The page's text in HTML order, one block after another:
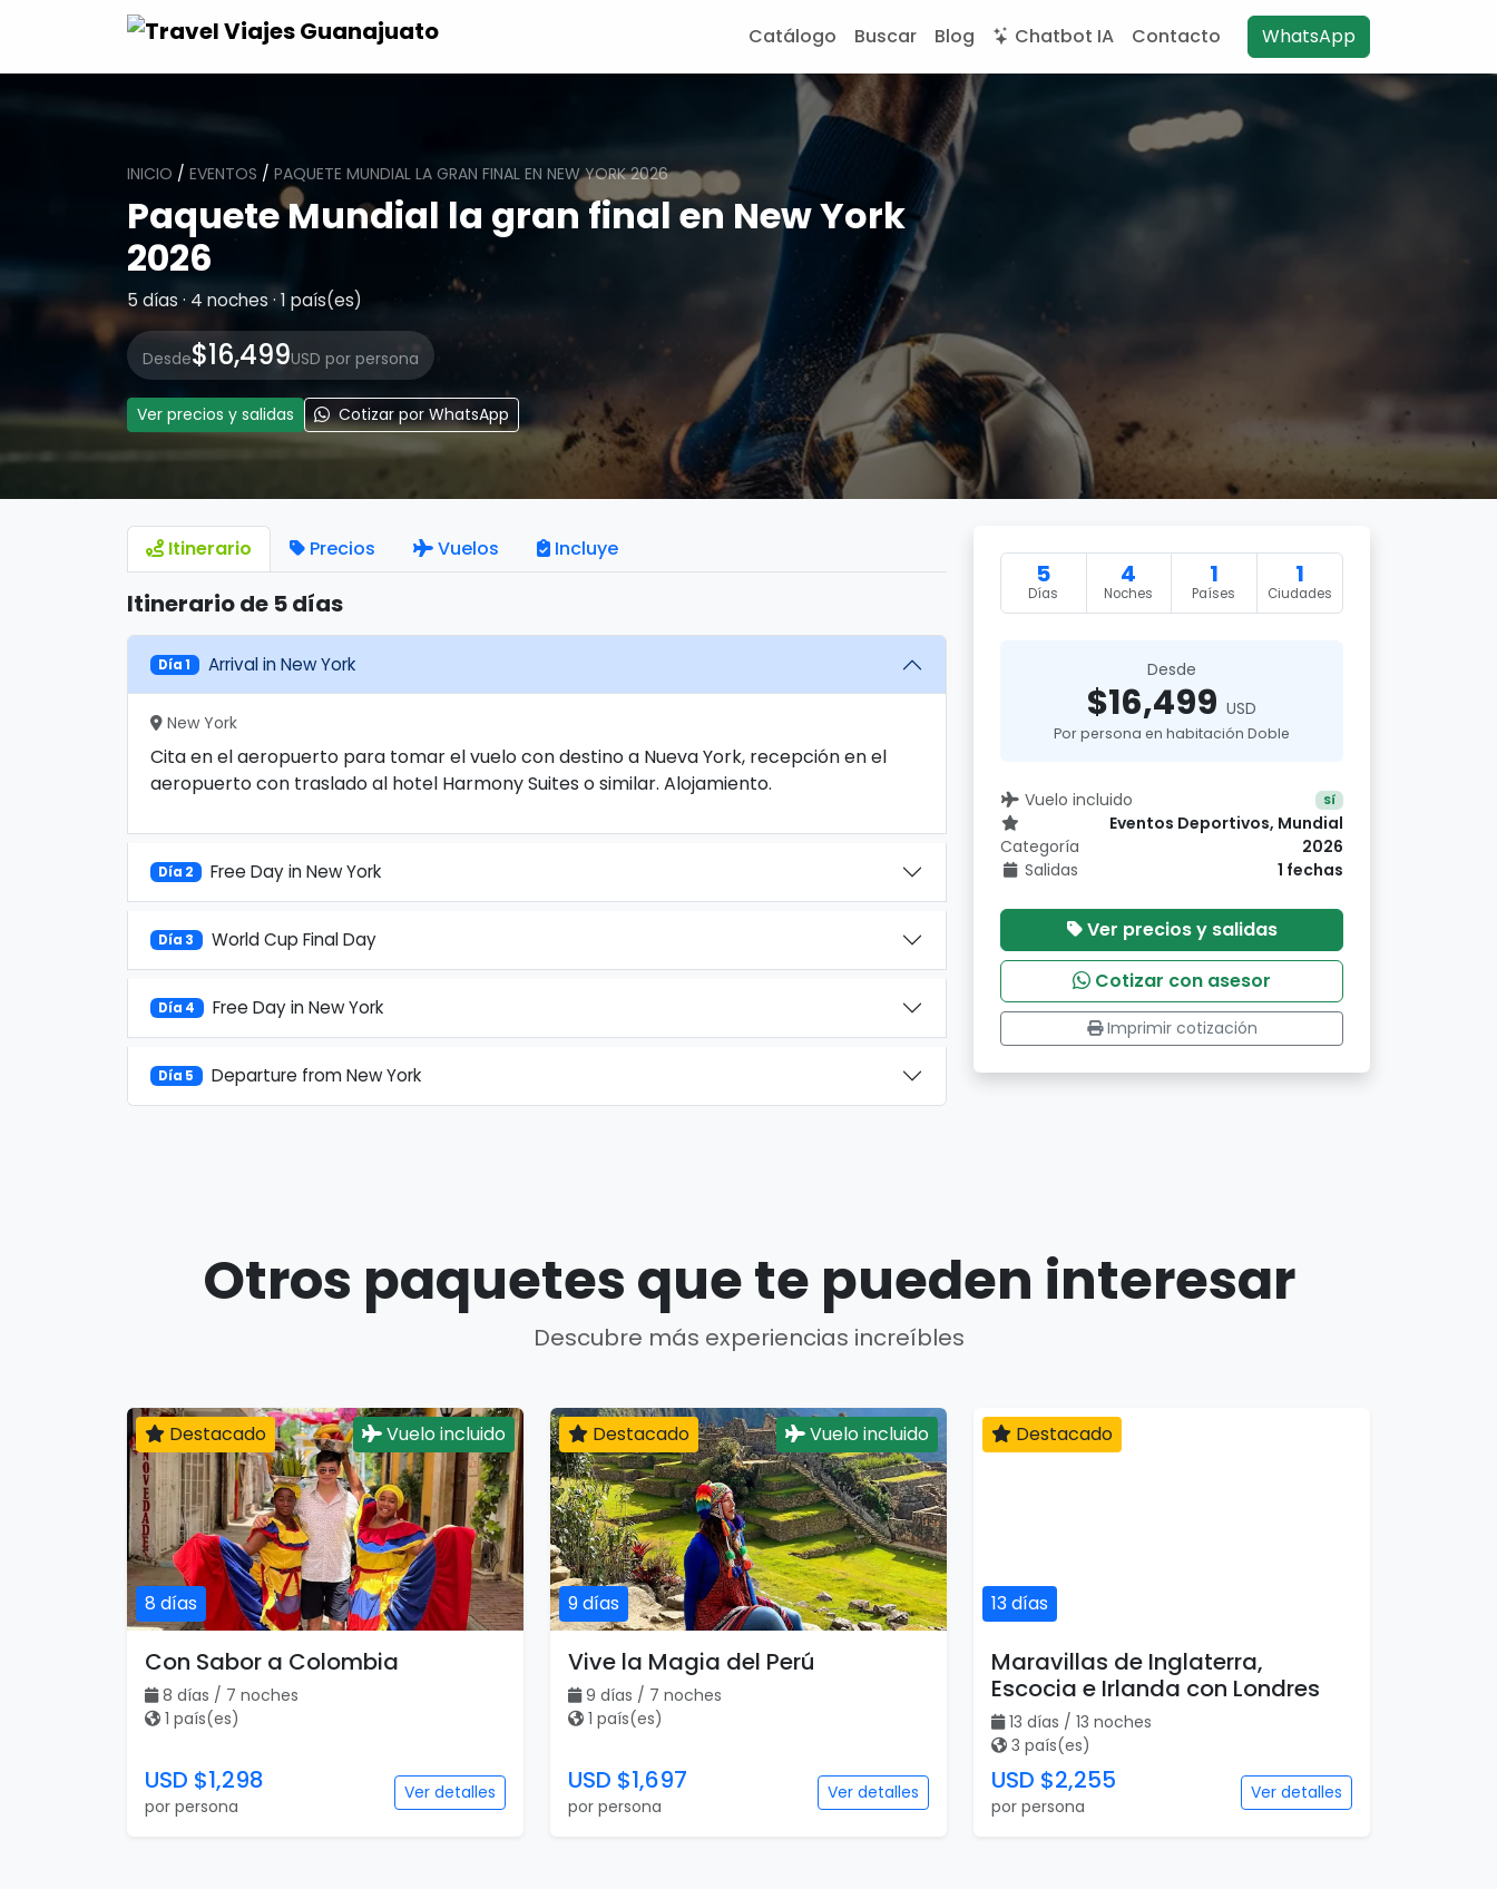
Catálogo Buscar Blog Chatbot IA Contacto WhatsApp
INICIO / EVENTOS / PAQUETE MUNDIAL LA GRAN FINAL EN NEW YORK 2026
Paquete Mundial la gran final en New York
2026
5 días · 4 noches · 1 país(es)
Desde$16,499USD por persona
Ver precios y salidas Cotizar por WhatsApp
Itinerario Precios Vuelos Incluye
Itinerario de 5 días
Día 1 Arrival in New York
New York
Cita en el aeropuerto para tomar el vuelo con destino a Nueva York, recepción en el
aeropuerto con traslado al hotel Harmony Suites o similar. Alojamiento.
Día 2 Free Day in New York
Día 3 World Cup Final Day
Día 4 Free Day in New York
Día 5 Departure from New York
5
Días
4
Noches
1
Países
1
Ciudades
Desde
$16,499 USD
Por persona en habitación Doble
Vuelo incluido Sí
Categoría
Eventos Deportivos, Mundial
2026
Salidas
1 fechas
Ver precios y salidas
Cotizar con asesor
Imprimir cotización
Otros paquetes que te pueden interesar
Descubre más experiencias increíbles
8 días
Destacado Vuelo incluido
Con Sabor a Colombia
8 días / 7 noches
1 país(es)
USD $1,298
por persona
Ver detalles
9 días
Destacado Vuelo incluido
Vive la Magia del Perú
9 días / 7 noches
1 país(es)
USD $1,697
por persona
Ver detalles
13 días
Destacado
Maravillas de Inglaterra,
Escocia e Irlanda con Londres
13 días / 13 noches
3 país(es)
USD $2,255
por persona
Ver detalles